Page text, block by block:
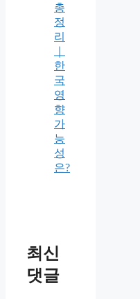
총
정
리
한
국
영
향
가
능
성
은?
최신
댓글